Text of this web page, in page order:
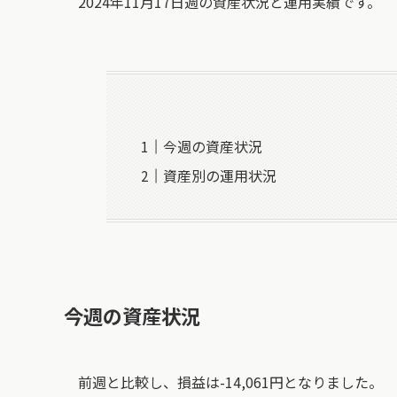
今週の資産状況
資産別の運用状況
今週の資産状況
前週と比較し、損益は-14,061円となりました。